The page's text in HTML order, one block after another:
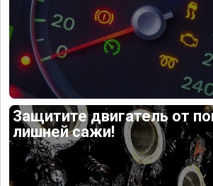
Защитите двигатель от
лишней сажи!